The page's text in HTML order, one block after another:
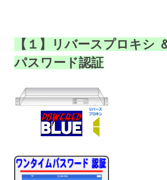
【１】リバースプロキシ
パスワード認証